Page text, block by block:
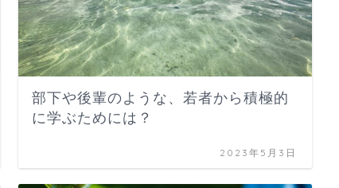
部下や後輩のような、若者から積極的
に学ぶためには？
2023年5月3日